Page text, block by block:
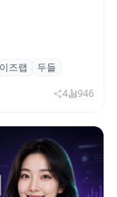
로부터 시
즈랩
두들
4 946